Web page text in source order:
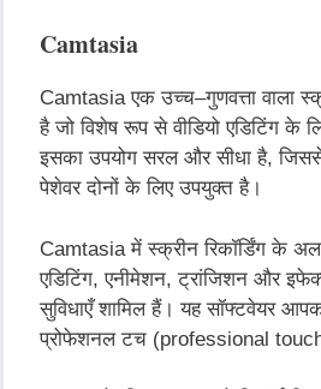
Camtasia
Camtasiaएक उच्च–गुणवत्ता वाला
है जो विशेष रूप से वीडियो एडिटिंग के
इसका उपयोग सरल और सीधा है,
पेशेवर दोनों के लिए उपयुक्त है।
Camtasiaमें स्क्रीन रिकॉर्डिंग के
एडिटिंग,एनीमेशन,ट्रांजिशन और
सुविधाएँ शामिल हैं।यह सॉफ्टवेयर
प्रोफेशनल टच (professional